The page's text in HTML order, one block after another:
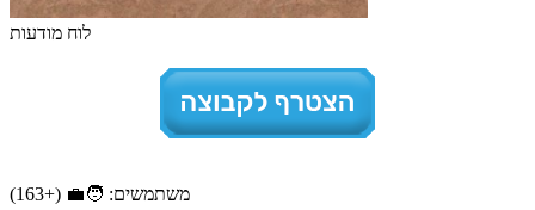
לוח מודעות
משתמשים: 🧑‍💼 (+163)